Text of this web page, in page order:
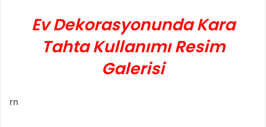
Ev Dekorasyonunda Kara
Tahta Kullanımı Resim
Galerisi
rn